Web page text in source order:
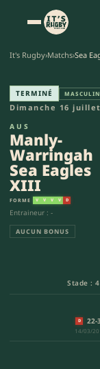
It's Rugby›Matchs›Sea
Manly-
TERMINÉ MASCULIN
Dimanche 16 juillet
AUS
Manly-
Warringah
Sea Eagles
XIII
FORME V V V V D
Entraineur : -
AUCUN BONUS
Stade :
D 22-
14/03/